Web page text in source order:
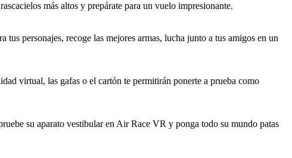
más altos y prepárate para un vuelo impresionante.
personajes, recoge las mejores armas, lucha junto a tus amigos en un
virtual, las gafas o el cartón te permitirán ponerte a prueba como
su aparato vestibular en Air Race VR y ponga todo su mundo patas